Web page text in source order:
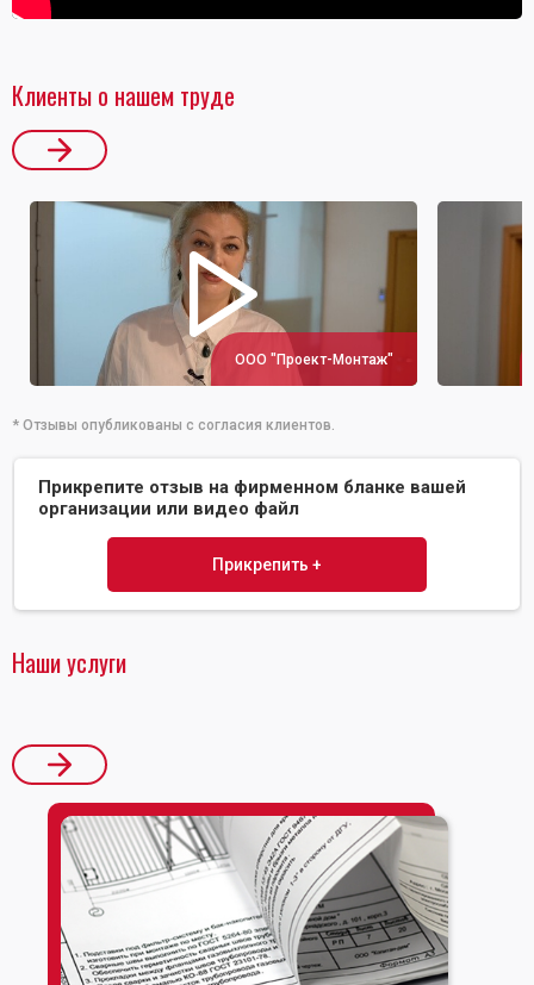
Клиенты о нашем труде
ООО "Проект-Монтаж"
* Отзывы опубликованы с согласия клиентов.
Прикрепите отзыв на фирменном бланке вашей
организации или видео файл
Прикрепить +
Наши услуги